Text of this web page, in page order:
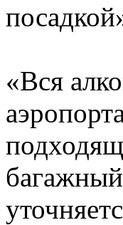
«Вся